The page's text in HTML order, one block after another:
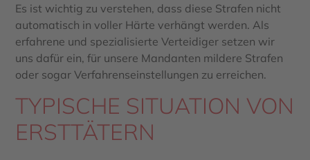
Es ist wichtig zu verstehen, dass diese Strafen nicht
automatisch in voller Härte verhängt werden. Als
erfahrene und spezialisierte Verteidiger setzen wir
uns dafür ein, für unsere Mandanten mildere Strafen
oder sogar Verfahrenseinstellungen zu erreichen.
TYPISCHE SITUATION VON
ERSTTÄTERN